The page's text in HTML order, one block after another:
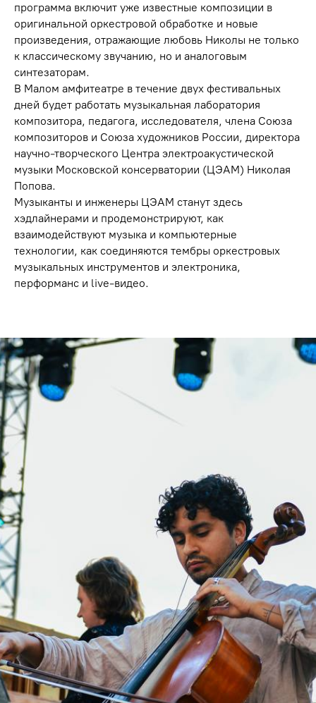
программа включит уже известные композиции в
оригинальной оркестровой обработке и новые
произведения, отражающие любовь Николы не только
к классическому звучанию, но и аналоговым
синтезаторам.
В Малом амфитеатре в течение двух фестивальных
дней будет работать музыкальная лаборатория
композитора, педагога, исследователя, члена Союза
композиторов и Союза художников России, директора
научно-творческого Центра электроакустической
музыки Московской консерватории (ЦЭАМ) Николая
Попова.
Музыканты и инженеры ЦЭАМ станут здесь
хэдлайнерами и продемонстрируют, как
взаимодействуют музыка и компьютерные
технологии, как соединяются тембры оркестровых
музыкальных инструментов и электроника,
перформанс и live-видео.